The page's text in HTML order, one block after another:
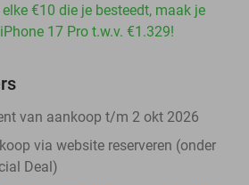
€10 die je besteedt, maak je
17 Pro t.w.v. €1.329!
van aankoop t/m 2 okt 2026
via website reserveren (onder
Deal)